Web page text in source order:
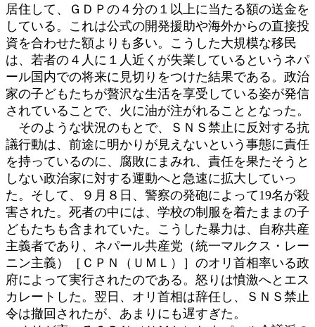
居住して、ＧＤＰの４分の１以上に当たる額の送金を
している。これは公式の開発援助や海外からの直接投
資を合わせた額よりも多い。こうした大規模な移民
は、若者の４人に１人近くが失業しているというネパ
ール国内での将来に見切りをつけた結果である。政治
家の子どもたちが贅沢な生活を享受している姿が発信
されていることで、火に油が注がれることとなった。
そのような状況のもとで、ＳＮＳ禁止に反対する抗
議行動は、前途に明かりが見えないという事態に責任
を持っているのに、腐敗にまみれ、責任を果たそうと
しない政治家に対する運動へと急速に拡大していっ
た。そして、９月８日、警察の発砲によって19名が殺
害された。死者の中には、学校の制服を着たままの子
どもたちも含まれていた。こうした暴力は、自称共産
主義者であり、ネパール共産党（統一マルクス・レー
ニン主義）［ＣＰＮ（ＵＭＬ）］のオリ首相率いる政
府によって実行されたのである。怒りは憤激へとエス
カレートした。翌日、オリ首相は辞任し、ＳＮＳ禁止
令は撤回されたが、あまりにも遅すぎた。